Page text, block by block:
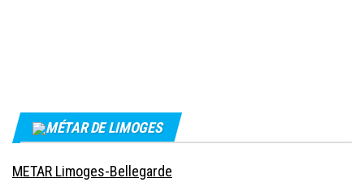
MÉTAR DE LIMOGES
METAR Limoges-Bellegarde